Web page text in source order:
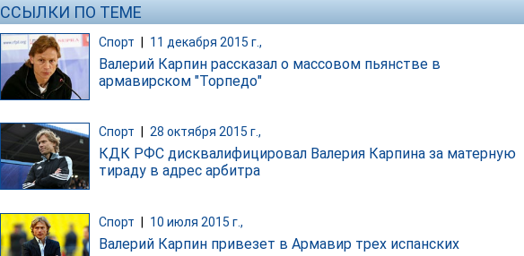
ССЫЛКИ ПО ТЕМЕ
Спорт 11 декабря 2015 г.,
Валерий Карпин рассказал о массовом пьянстве в
армавирском "Торпедо"
Спорт 28 октября 2015 г.,
КДК РФС дисквалифицировал Валерия Карпина за матерную
тираду в адрес арбитра
Спорт | 10 июля 2015 г.,
Валерий Карпин привезет в Армавир трех испанских